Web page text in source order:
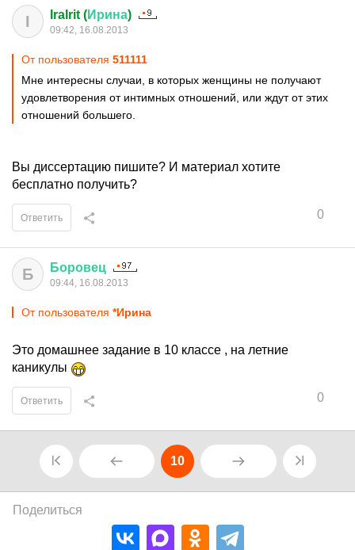
I IraIrit (Ирина)
09:42, 16.08.2013
От пользователя 511111
Мне интересны случаи, в которых женщины не получают
удовлетворения от интимных отношений, или ждут от этих
отношений большего.
Вы диссертацию пишите? И материал хотите
бесплатно получить?
0
Ответить
Б Боровец
09:44, 16.08.2013
От пользователя *Ирина
Это домашнее задание в 10 классе , на летние
каникулы
0
Ответить
10
Поделиться